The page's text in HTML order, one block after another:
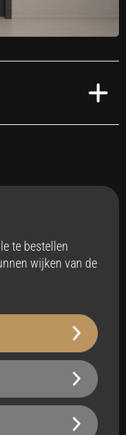
te bestellen
wijken van de